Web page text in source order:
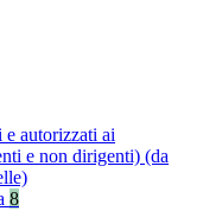
autorizzati ai
e non dirigenti) (da
8